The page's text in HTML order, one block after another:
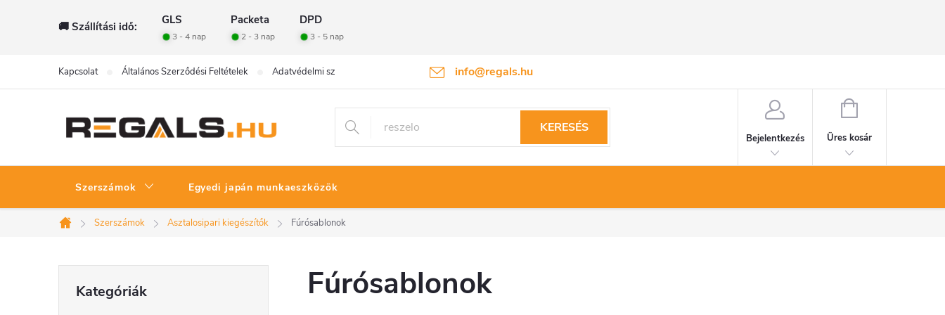
tartalomhoz
🚚 Szállítási idő: GLS Packeta DPD
3 - 4 nap 2 - 3 nap 3 - 5 nap
info@regals.hu
Kapcsolat Általános Szerződési Feltételek Adatvédelmi szabályzat Termékvisszaküldés
KERESÉS
Bejelentkezés
KOSÁR
Üres kosár
Szerszámok Egyedi japán munkaeszközök
Kezdőlap
Szerszámok Asztalosipari kiegészítők Fúrósablonok
O
átugrása
Kategóriák Fúrósablonok